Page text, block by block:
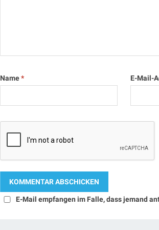
Name* E-Mail-
E-Mail empfangen im Falle, dass jemand